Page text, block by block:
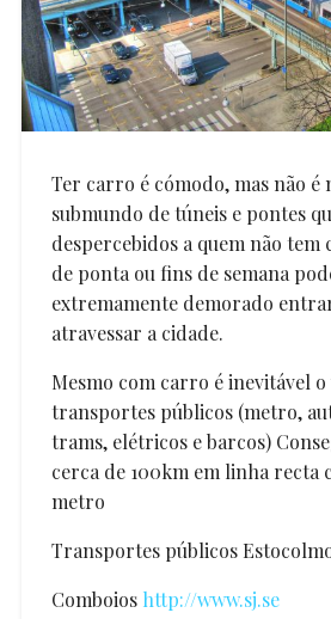
Ter carro é cómodo, mas não é
submundo de túneis e pontes
despercebidos a quem não
de ponta ou fins de semana
extremamente demorado
atravessar a cidade.
Mesmo com carro é inevitável o
transportes públicos (metro,
trams, elétricos e barcos)
cerca de 100km em linha recta
metro
Transportes públicos
Comboios http://www.sj.se